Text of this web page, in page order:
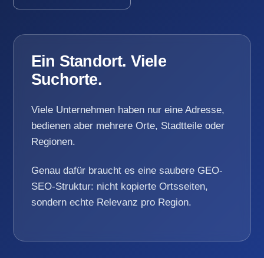
Ein Standort. Viele
Suchorte.
Viele Unternehmen haben nur eine Adresse,
bedienen aber mehrere Orte, Stadtteile oder
Regionen.
Genau dafür braucht es eine saubere GEO-
SEO-Struktur: nicht kopierte Ortsseiten,
sondern echte Relevanz pro Region.